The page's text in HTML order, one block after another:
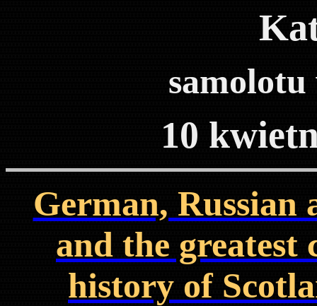
10
German,
and the greatest
history of